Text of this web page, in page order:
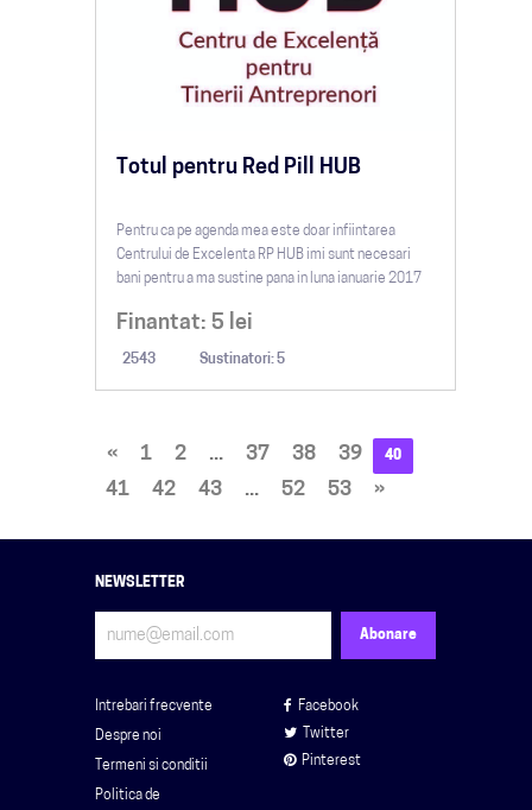
Totul pentru Red Pill HUB
Pentru ca pe agenda mea este doar infiintarea
Centrului de Excelenta RP HUB imi sunt necesari
bani pentru a ma sustine pana in luna ianuarie 2017
Finantat: 5 lei
2543 Sustinatori: 5
« 1 2 ... 37 38 39 40
41 42 43 ... 52 53 »
NEWSLETTER
Intrebari frecvente
Despre noi
Termeni si conditii
Politica de
Facebook
Twitter
Pinterest